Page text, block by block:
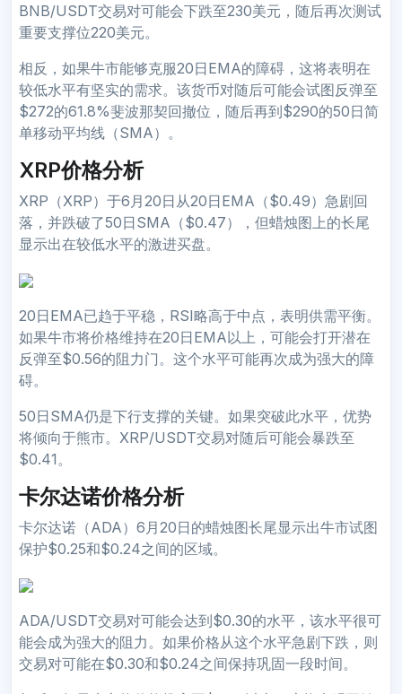
BNB/USDT交易对可能会下跌至230美元，随后再次测试
重要支撑位220美元。
相反，如果牛市能够克服20日EMA的障碍，这将表明在
较低水平有坚实的需求。该货币对随后可能会试图反弹至
$272的61.8%斐波那契回撤位，随后再到$290的50日简
单移动平均线（SMA）。
XRP价格分析
XRP（XRP）于6月20日从20日EMA（$0.49）急剧回
落，并跌破了50日SMA（$0.47），但蜡烛图上的长尾
显示出在较低水平的激进买盘。
20日EMA已趋于平稳，RSI略高于中点，表明供需平衡。
如果牛市将价格维持在20日EMA以上，可能会打开潜在
反弹至$0.56的阻力门。这个水平可能再次成为强大的障
碍。
50日SMA仍是下行支撑的关键。如果突破此水平，优势
将倾向于熊市。XRP/USDT交易对随后可能会暴跌至
$0.41。
卡尔达诺价格分析
卡尔达诺（ADA）6月20日的蜡烛图长尾显示出牛市试图
保护$0.25和$0.24之间的区域。
ADA/USDT交易对可能会达到$0.30的水平，该水平很可
能会成为强大的阻力。如果价格从这个水平急剧下跌，则
交易对可能在$0.30和$0.24之间保持巩固一段时间。